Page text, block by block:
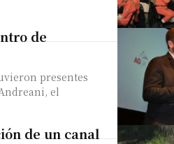
de
presentes
el
de un canal